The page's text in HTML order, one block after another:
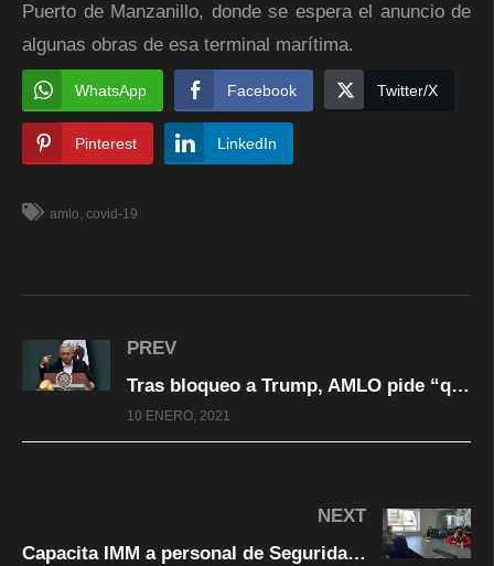
Puerto de Manzanillo, donde se espera el anuncio de
algunas obras de esa terminal marítima.
WhatsApp Facebook Twitter/X
Pinterest LinkedIn
amlo covid-19
PREV
Tras bloqueo a Trump, AMLO pide “que no haya censura” en redes sociales
10 ENERO, 2021
NEXT
Capacita IMM a personal de Seguridad Pública en tema de Trata de Personas y Violencia Digital